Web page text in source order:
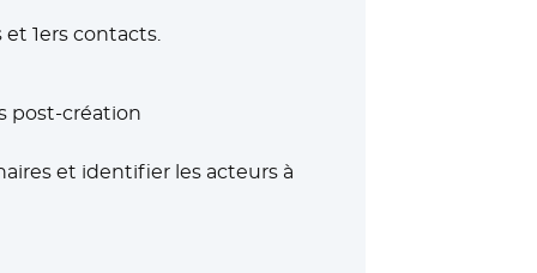
et 1ers contacts.
post-création
et identifier les acteurs à